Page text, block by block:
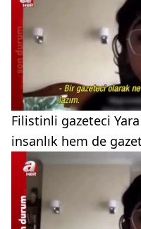
Filistinli gazeteci
insanlık hem de